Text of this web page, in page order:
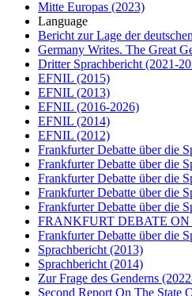
Mitte Europas (2023)
Language
Bericht zur Lage der
Germany Writes. The Great
Dritter Sprachbericht (2021-
EFNIL (2015)
EFNIL (2013)
EFNIL (2016-2026)
EFNIL (2014)
EFNIL (2012)
Frankfurter Debatte über die
Frankfurter Debatte über die
Frankfurter Debatte über die
Frankfurter Debatte über die
Frankfurter Debatte über die
FRANKFURT DEBATE
Frankfurter Debatte über die
Sprachbericht (2013)
Sprachbericht (2014)
Zur Frage des Genderns
Second Report On The State